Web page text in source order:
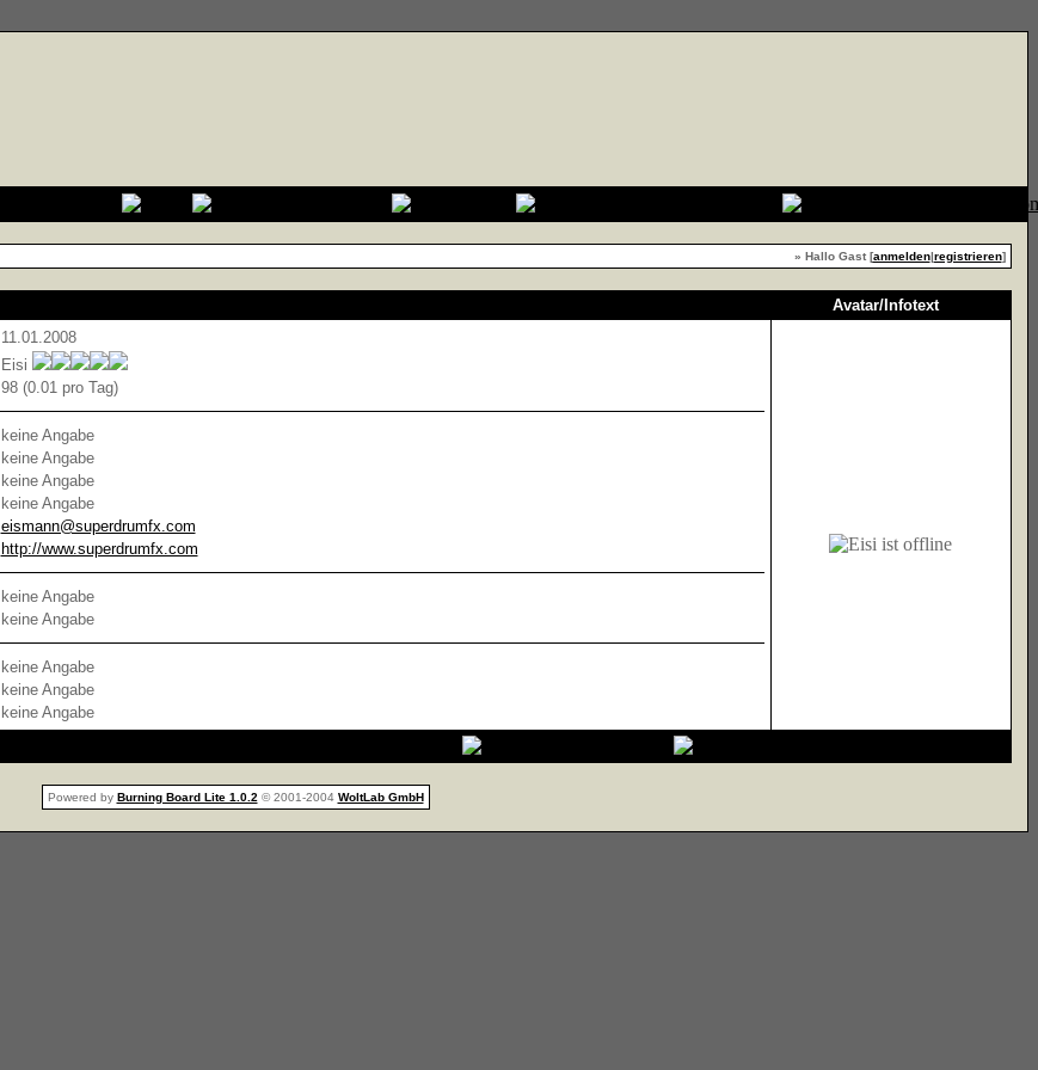
» Hallo Gast [anmelden|registrieren]
Avatar/Infotext
11.01.2008
Eisi
98 (0.01 pro Tag)
keine Angabe
keine Angabe
keine Angabe
keine Angabe
eismann@superdrumfx.com
http://www.superdrumfx.com
keine Angabe
keine Angabe
keine Angabe
keine Angabe
keine Angabe
Powered by Burning Board Lite 1.0.2 © 2001-2004 WoltLab GmbH